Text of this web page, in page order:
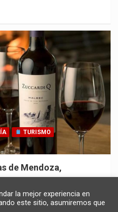
TURISMO
de Mendoza,
la mejor experiencia en
este sitio, asumiremos que